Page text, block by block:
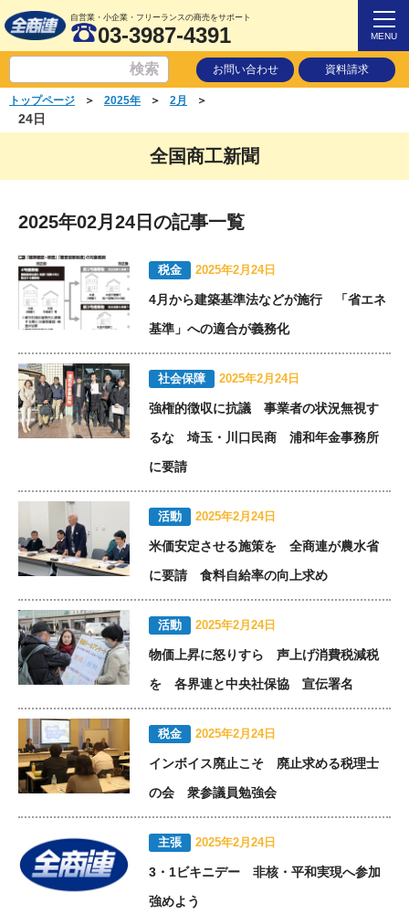
自営業・小企業・フリーランスの商売をサポート
03-3987-4391 MENU
お問い合わせ 資料請求
トップページ ＞ 2025年 ＞ 2月 ＞
24日
全国商工新聞
2025年02月24日の記事一覧
税金 2025年2月24日
4月から建築基準法などが施行 「省エネ
基準」への適合が義務化
社会保障 2025年2月24日
強権的徴収に抗議 事業者の状況無視す
るな 埼玉・川口民商 浦和年金事務所
に要請
活動 2025年2月24日
米価安定させる施策を 全商連が農水省
に要請 食料自給率の向上求め
活動 2025年2月24日
物価上昇に怒りすら 声上げ消費税減税
を 各界連と中央社保協 宣伝署名
税金 2025年2月24日
インボイス廃止こそ 廃止求める税理士
の会 衆参議員勉強会
主張 2025年2月24日
3・1ビキニデー 非核・平和実現へ参加
強めよう